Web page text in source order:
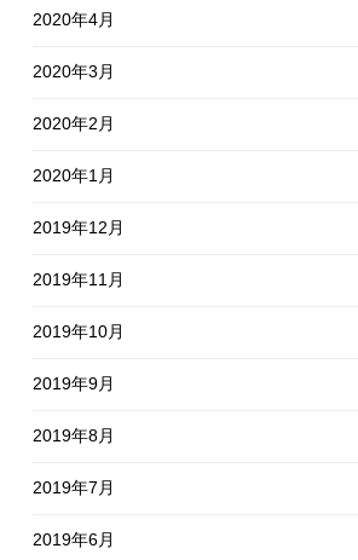
2020年4月
2020年3月
2020年2月
2020年1月
2019年12月
2019年11月
2019年10月
2019年9月
2019年8月
2019年7月
2019年6月